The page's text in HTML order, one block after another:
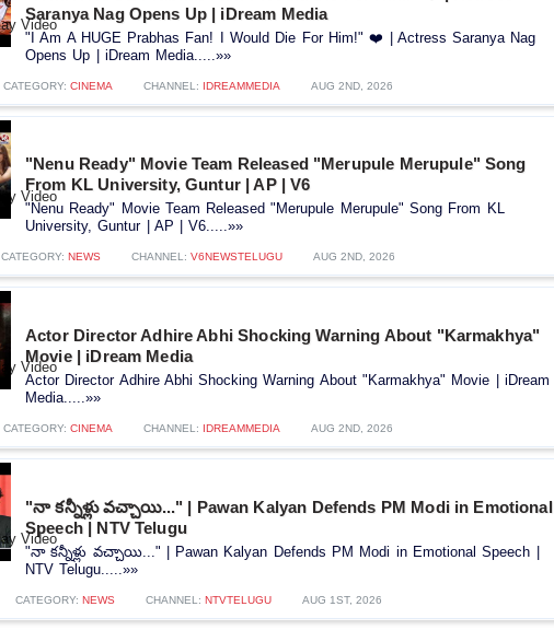
Saranya Nag Opens Up | iDream Media
"I Am A HUGE Prabhas Fan! I Would Die For Him!" ❤️ | Actress Saranya Nag
Opens Up | iDream Media.....»»
CATEGORY: CINEMA CHANNEL: IDREAMMEDIA AUG 2ND, 2026
"Nenu Ready" Movie Team Released "Merupule Merupule" Song
From KL University, Guntur | AP | V6
"Nenu Ready" Movie Team Released "Merupule Merupule" Song From KL
University, Guntur | AP | V6.....»»
CATEGORY: NEWS CHANNEL: V6NEWSTELUGU AUG 2ND, 2026
Actor Director Adhire Abhi Shocking Warning About "Karmakhya"
Movie | iDream Media
Actor Director Adhire Abhi Shocking Warning About "Karmakhya" Movie | iDream
Media.....»»
CATEGORY: CINEMA CHANNEL: IDREAMMEDIA AUG 2ND, 2026
"నా కన్నీళ్లు వచ్చాయి..." | Pawan Kalyan Defends PM Modi in Emotional
Speech | NTV Telugu
"నా కన్నీళ్లు వచ్చాయి..." | Pawan Kalyan Defends PM Modi in Emotional Speech |
NTV Telugu.....»»
CATEGORY: NEWS CHANNEL: NTVTELUGU AUG 1ST, 2026